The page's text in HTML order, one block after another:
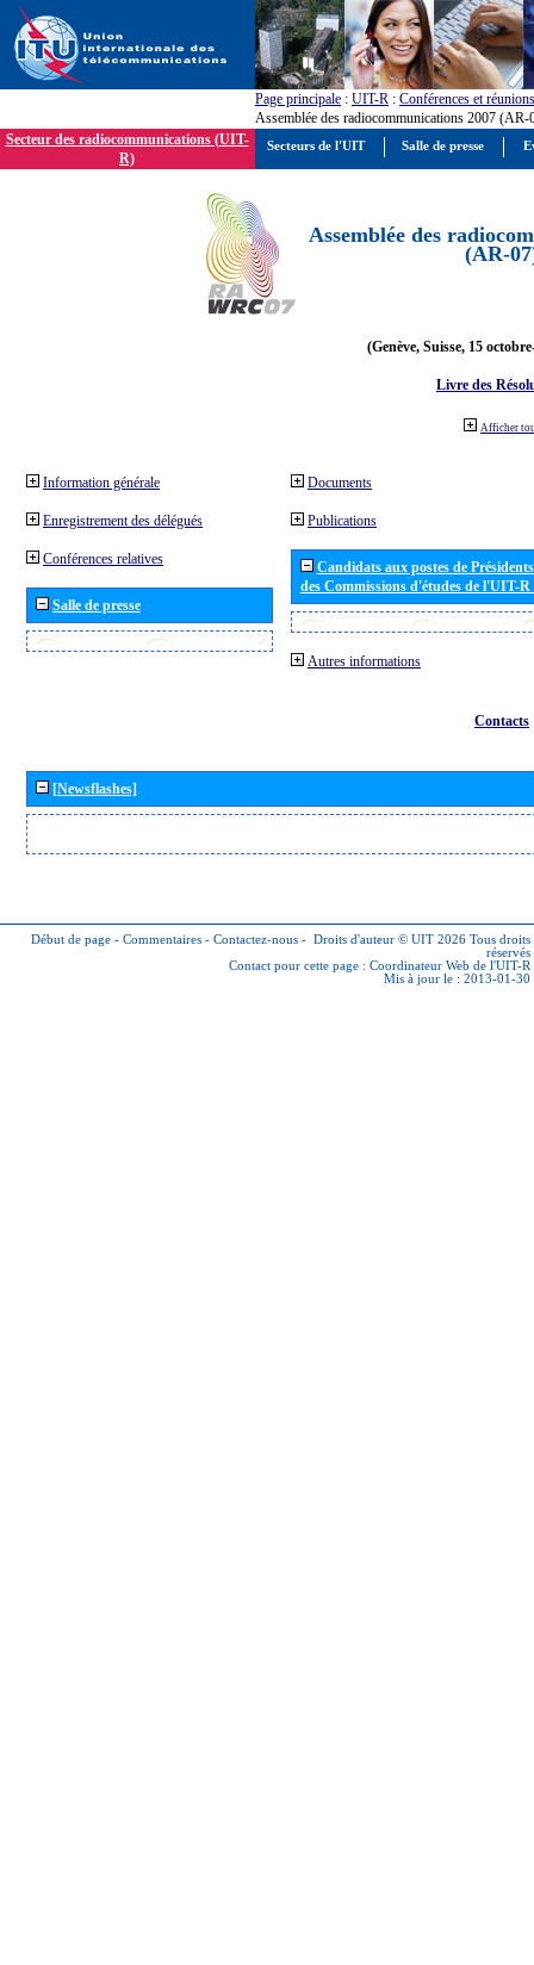
Page principale : UIT-R : Conférences et réunions
Assemblée des radiocommunications 2007 (AR-
Secteur des radiocommunications (UIT-
R)
Assemblée des
(AR-
(Genève, Suisse, 15
Livre des
Afficher
Information générale
Enregistrement des délégués
Conférences relatives
Salle de presse
Documents
Publications
Candidats aux postes de
des Commissions d'études de l'UIT-
Autres informations
Contacts
[Newsflashes]
Début de page - Commentaires - Contactez-nous - Droits d'auteur © UIT 2026 Tous droits
réservés
Contact pour cette page : Coordinateur Web de l'UIT-R
Mis à jour le : 2013-01-30
Secteurs de l'UIT Salle de presse